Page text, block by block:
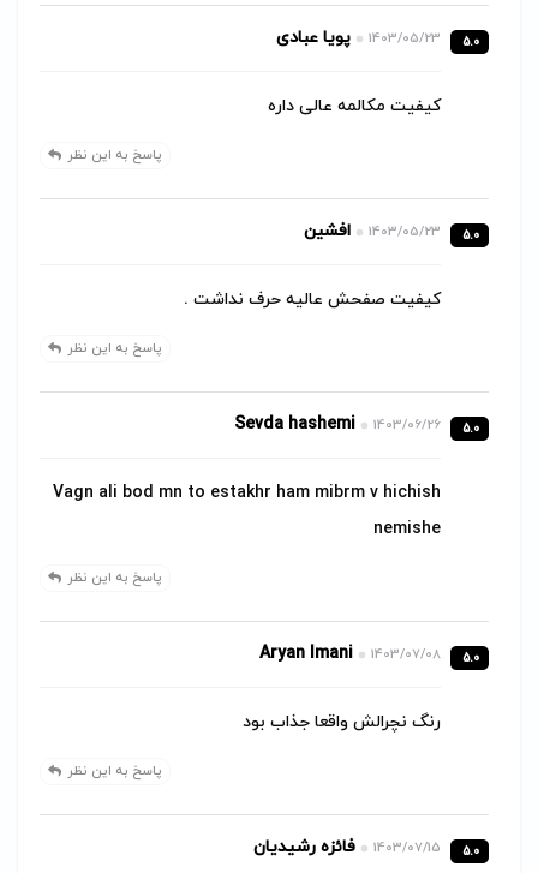
5.0
1403/05/23 پویا عبادی
کیفیت مکالمه عالی داره
پاسخ به این نظر
5.0
1403/05/23 افشین
کیفیت صفحش عالیه حرف نداشت .
پاسخ به این نظر
5.0
1403/06/26
Sevda hashemi
Vagn ali bod mn to estakhr ham mibrm v hichish
nemishe
پاسخ به این نظر
5.0
1403/07/08
Aryan Imani
رنگ نچرالش واقعا جذاب بود
پاسخ به این نظر
5.0
1403/07/15 فائزه رشیدیان